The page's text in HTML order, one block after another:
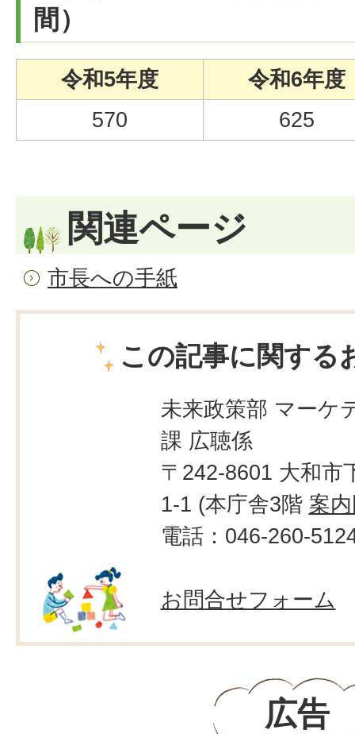
間）
令和5年度
令和6年度
570
625
関連ページ
市長への手紙
この記事に関する
未来政策部 マーケ
課 広聴係
〒242-8601 大和市
1-1 (本庁舎3階 案
電話：046-260-
お問合せフォーム
広告